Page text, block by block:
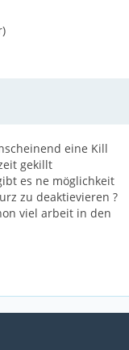
eine Kill
gekillt
es ne möglichkeit
zu deaktievieren ?
viel arbeit in den